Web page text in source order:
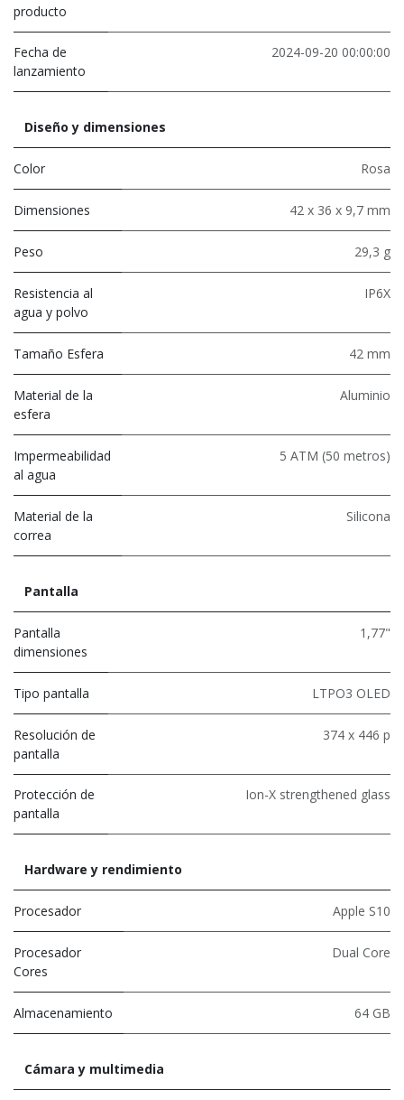
producto
Fecha de
lanzamiento
2024-09-20 00:00:00
Diseño y dimensiones
Color Rosa
Dimensiones 42 x 36 x 9,7 mm
Peso 29,3 g
Resistencia al
agua y polvo
IP6X
Tamaño Esfera 42 mm
Material de la
esfera
Aluminio
Impermeabilidad
al agua
5 ATM (50 metros)
Material de la
correa
Silicona
Pantalla
Pantalla
dimensiones
1,77"
Tipo pantalla LTPO3 OLED
Resolución de
pantalla
374 x 446 p
Protección de
pantalla
Ion-X strengthened glass
Hardware y rendimiento
Procesador Apple S10
Procesador
Cores
Dual Core
Almacenamiento 64 GB
Cámara y multimedia